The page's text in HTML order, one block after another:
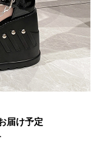
届け予定